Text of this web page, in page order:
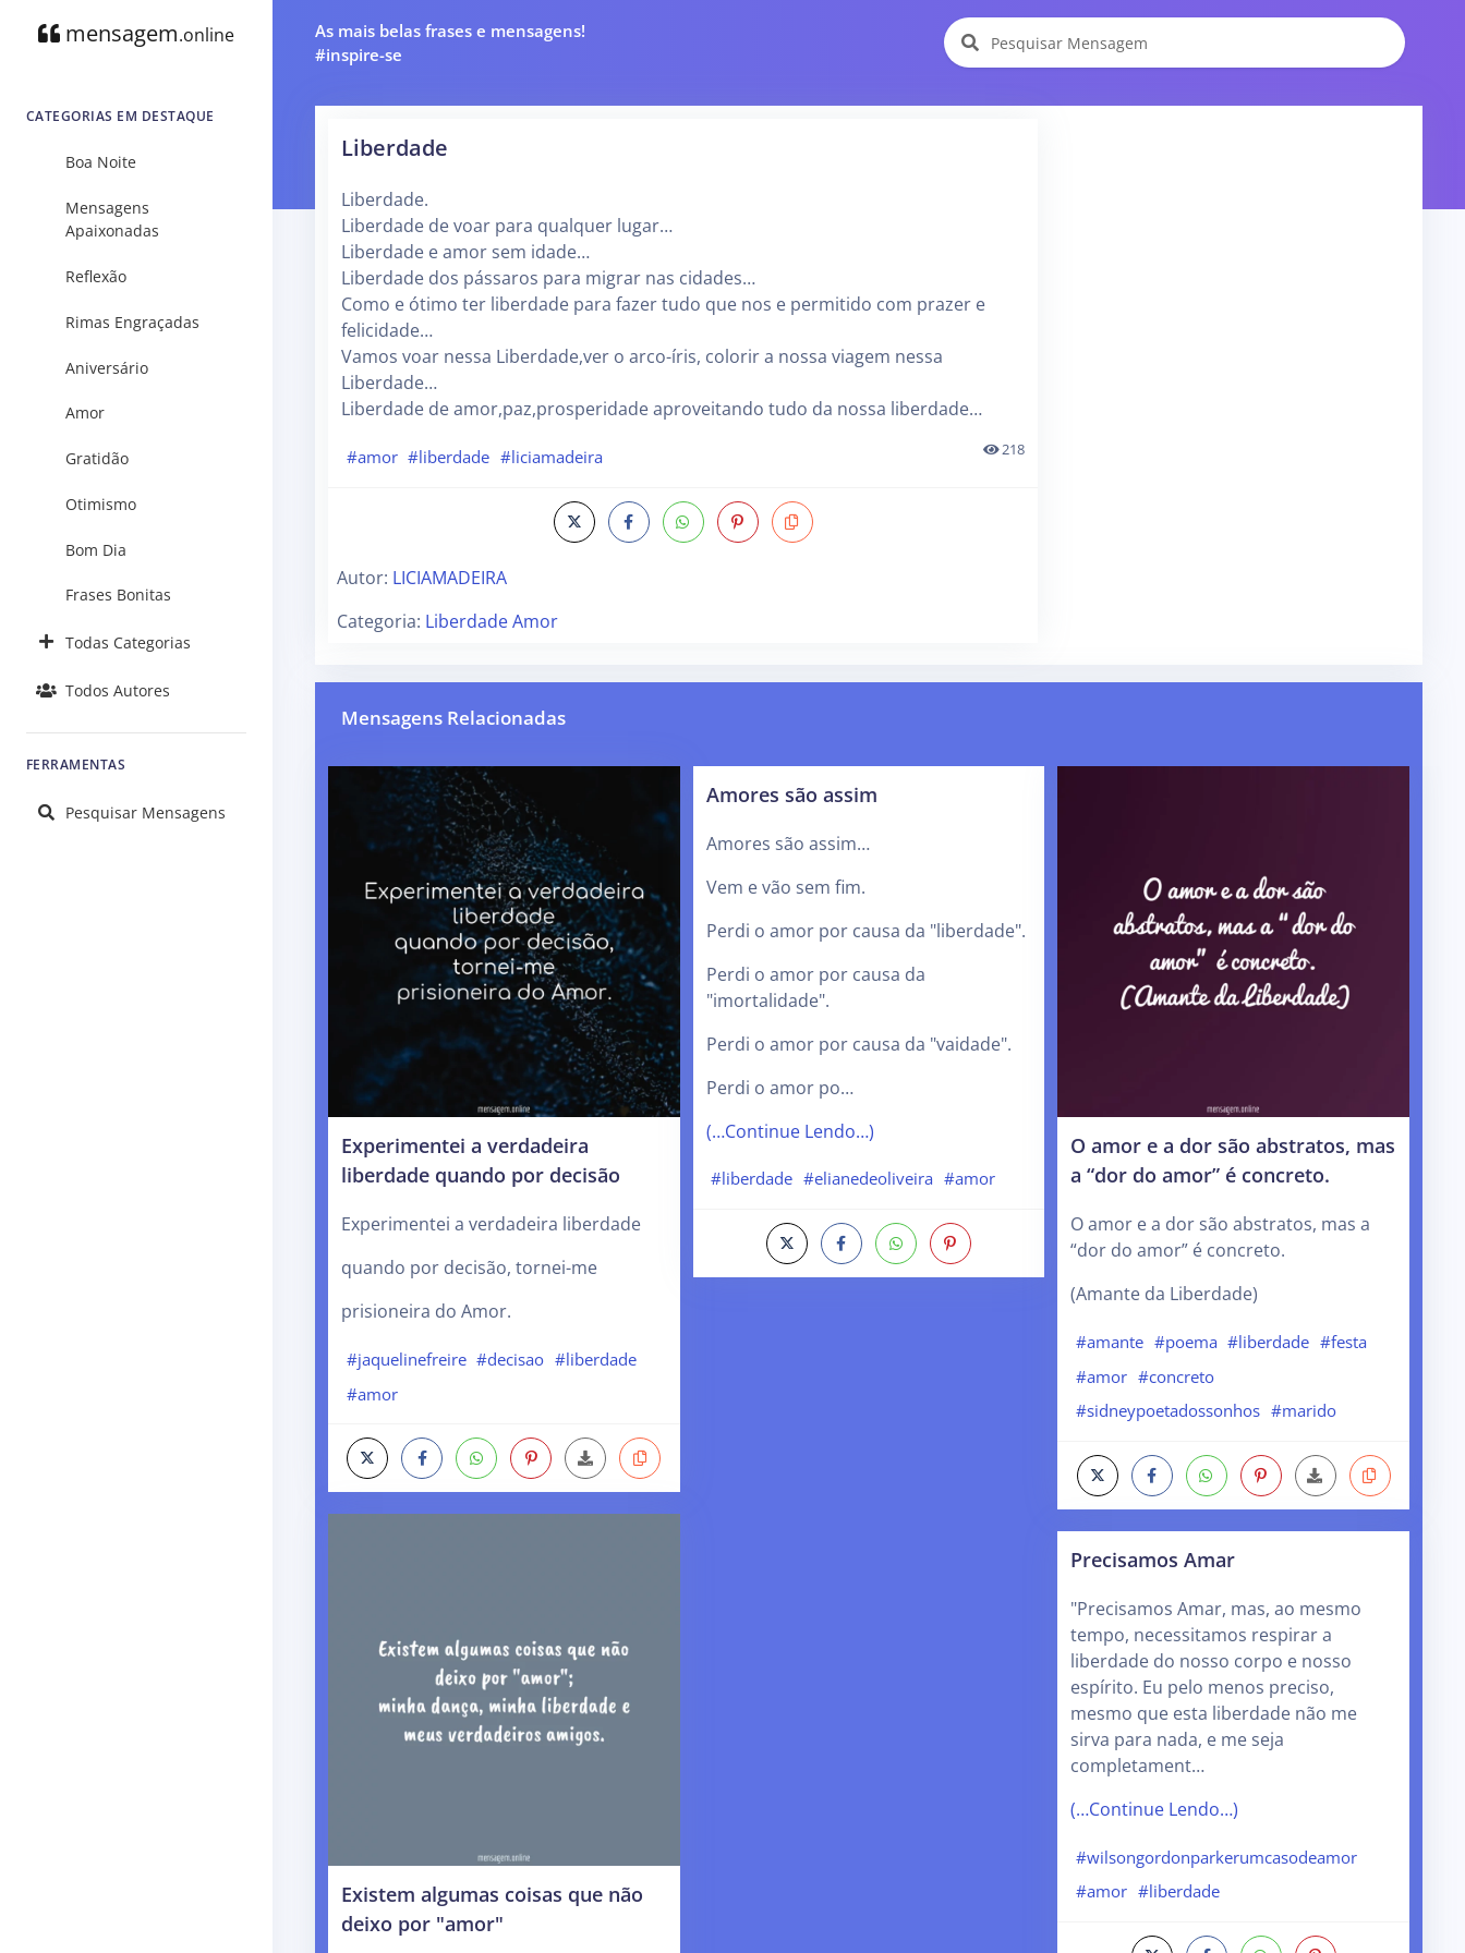
mensagem.online
CATEGORIAS EM DESTAQUE
Boa Noite
Mensagens
Apaixonadas
Reflexão
Rimas Engraçadas
Aniversário
Amor
Gratidão
Otimismo
Bom Dia
Frases Bonitas
Todas Categorias
Todos Autores
FERRAMENTAS
Pesquisar Mensagens
As mais belas frases e mensagens!
#inspire-se
Liberdade
Liberdade.
Liberdade de voar para qualquer lugar…
Liberdade e amor sem idade…
Liberdade dos pássaros para migrar nas cidades…
Como e ótimo ter liberdade para fazer tudo que nos e permitido com prazer e
felicidade…
Vamos voar nessa Liberdade,ver o arco-íris, colorir a nossa viagem nessa
Liberdade…
Liberdade de amor,paz,prosperidade aproveitando tudo da nossa liberdade…
#amor #liberdade #liciamadeira 218
Autor: LICIAMADEIRA
Categoria: Liberdade Amor
Mensagens Relacionadas
Experimentei a verdadeira
liberdade quando por decisão
Experimentei a verdadeira liberdade
quando por decisão, tornei-me
prisioneira do Amor.
#jaquelinefreire #decisao #liberdade
#amor
Existem algumas coisas que não
deixo por "amor"
Amores são assim
Amores são assim…
Vem e vão sem fim.
Perdi o amor por causa da "liberdade".
Perdi o amor por causa da
"imortalidade".
Perdi o amor por causa da "vaidade".
Perdi o amor po…
(…Continue Lendo…)
#liberdade #elianedeoliveira #amor
O amor e a dor são abstratos, mas
a “dor do amor” é concreto.
O amor e a dor são abstratos, mas a
“dor do amor” é concreto.
(Amante da Liberdade)
#amante #poema #liberdade #festa
#amor #concreto
#sidneypoetadossonhos #marido
Precisamos Amar
"Precisamos Amar, mas, ao mesmo
tempo, necessitamos respirar a
liberdade do nosso corpo e nosso
espírito. Eu pelo menos preciso,
mesmo que esta liberdade não me
sirva para nada, e me seja
completament…
(…Continue Lendo…)
#wilsongordonparkerumcasodeamor
#amor #liberdade